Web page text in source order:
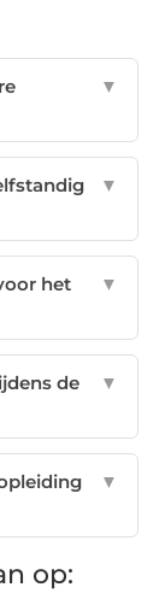
▼
▼
het
▼
de
▼
▼
op: